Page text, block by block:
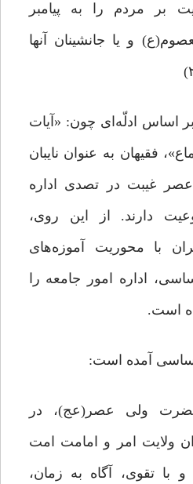
بر مردم را به پیامبر
و یا جانشینان آنها
اساس ادلّه‌ای چون: «آیات
فقیهان به عنوان نایبان
غیبت در تصدی اداره
دارند. از این روی،
با محوریت آموزه‌های
اداره امور جامعه را
است.
آمده است:
ولی عصر(عج)، در
ولایت امر و امامت امت
با تقوی، آگاه به زمان،